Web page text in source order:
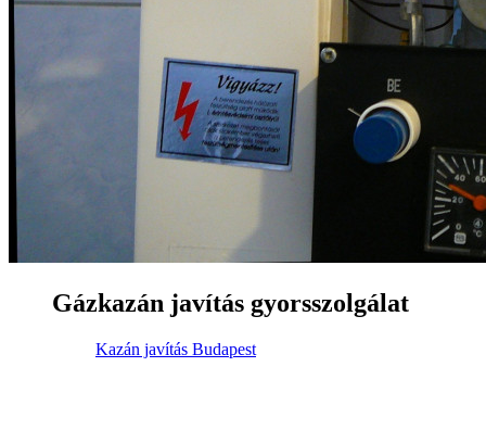
Gázkazán javítás gyorsszolgálat
Kazán javítás Budapest